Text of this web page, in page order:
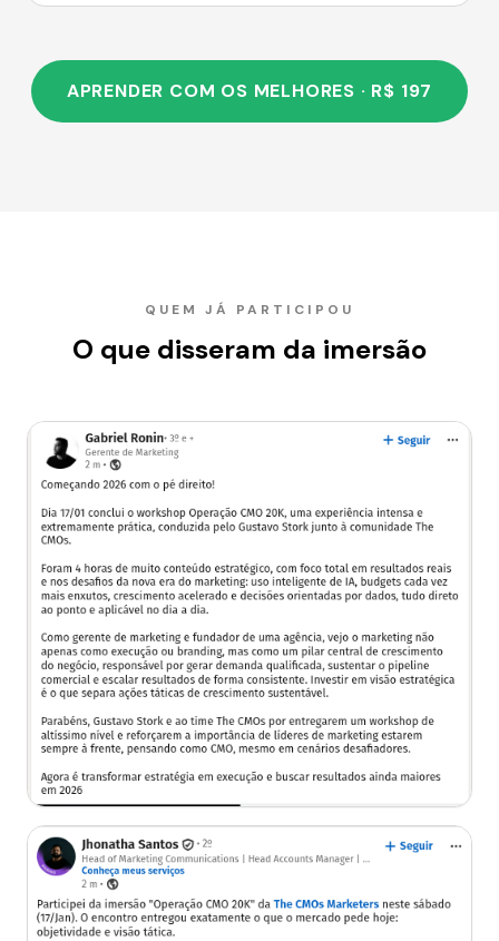
APRENDER COM OS MELHORES · R$ 197
QUEM JÁ PARTICIPOU
O que disseram da imersão